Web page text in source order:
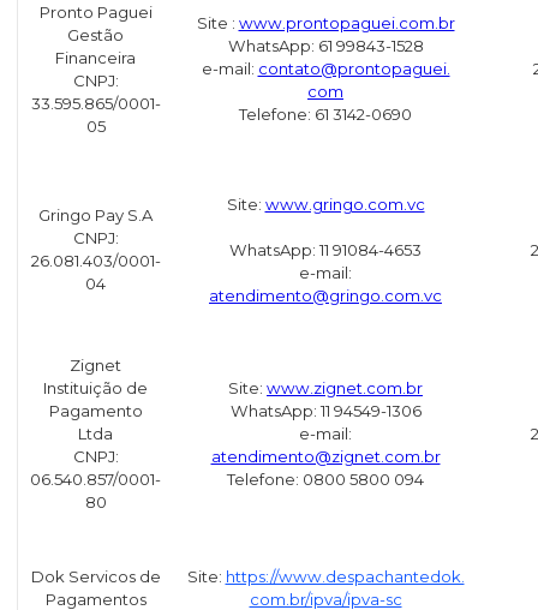
Pronto Paguei
Gestão
Financeira
CNPJ:
33.595.865/0001-
05
Site : www.prontopaguei.com.br
WhatsApp: 61 99843-1528
e-mail: contato@prontopaguei.
com
Telefone: 61 3142-0690
Gringo Pay S.A
CNPJ:
26.081.403/0001-
04
Site: www.gringo.com.vc
WhatsApp: 11 91084-4653
e-mail:
atendimento@gringo.com.vc
Zignet
Instituição de
Pagamento
Ltda
CNPJ:
06.540.857/0001-
80
Site: www.zignet.com.br
WhatsApp: 11 94549-1306
e-mail:
atendimento@zignet.com.br
Telefone: 0800 5800 094
Dok Servicos de
Pagamentos
Site: https://www.despachantedok.
com.br/ipva/ipva-sc